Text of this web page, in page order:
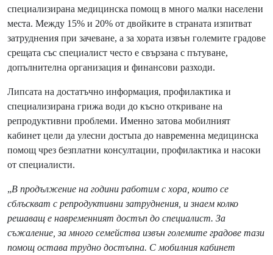
специализирана медицинска помощ в много малки населени
места. Между 15% и 20% от двойките в страната изпитват
затруднения при зачеване, а за хората извън големите градове
срещата със специалист често е свързана с пътуване,
допълнителна организация и финансови разходи.
Липсата на достатъчно информация, профилактика и
специализирана грижа води до късно откриване на
репродуктивни проблеми. Именно затова мобилният
кабинет цели да улесни достъпа до навременна медицинска
помощ чрез безплатни консултации, профилактика и насоки
от специалисти.
„В продължение на години работим с хора, които се
сблъскват с репродуктивни затруднения, и знаем колко
решаващ е навременният достъп до специалист. За
съжаление, за много семейства извън големите градове тази
помощ остава трудно достъпна. С мобилния кабинет